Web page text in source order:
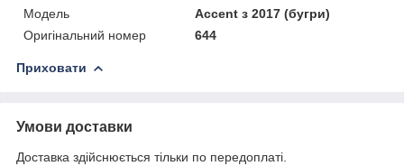
Мoдель
Accent з 2017 (бугри)
Оригінальний номер
644
Приховати
Умови доставки
Доставка здійснюється тільки по передоплаті.